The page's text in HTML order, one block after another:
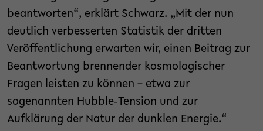
beantworten“, erklärt Schwarz. „Mit der nun
deutlich verbesserten Statistik der dritten
Veröffentlichung erwarten wir, einen Beitrag zur
Beantwortung brennender kosmologischer
Fragen leisten zu können – etwa zur
sogenannten Hubble‑Tension und zur
Aufklärung der Natur der dunklen Energie.“